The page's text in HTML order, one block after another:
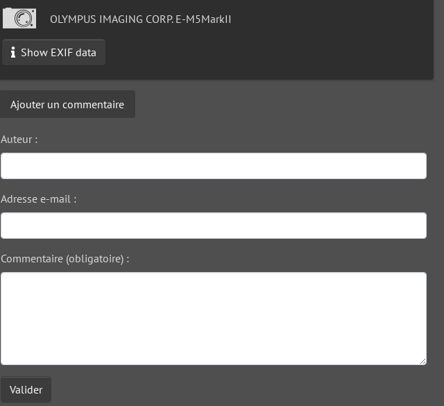
OLYMPUS IMAGING CORP. E-M5MarkII
Show EXIF data
Ajouter un commentaire
Auteur :
Adresse e-mail :
Commentaire (obligatoire) :
Valider